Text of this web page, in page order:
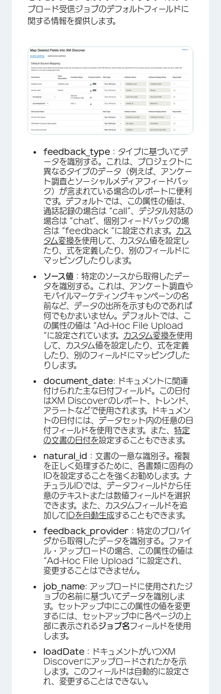
×
×
プロード受信ジョブのデフォルトフィールドに
関する情報を提供します。
×
feedback_type ：タイプに基づいてデ
ータを識別する。これは、プロジェクトに
異なるタイプのデータ（例えば、アンケー
ト調査とソーシャルメディアフィードバッ
ク）が含まれている場合のレポートに便利
です。デフォルトでは、この属性の値は、
通話記録の場合は “call”、デジタル対話の
場合は “chat”、個別フィードバックの場
合は “feedback “に設定されます。 カス
タム変換を使用して、カスタム値を設定し
たり、式を定義したり、別のフィールドに
マッピングしたりします。
ソース値 ：特定のソースから取得したデー
タを識別する。これは、アンケート調査や
モバイルマーケティングキャンペーンの名
前など、データの出所を示すものであれば
何でもかまいません。デフォルトでは、こ
の属性の値は “Ad-Hoc File Upload
“に設定されています。 カスタム変換を使用
して、カスタム値を設定したり、式を定義
したり、別のフィールドにマッピングした
りします。
document_date: ドキュメントに関連
付けられた主な日付フィールド。この日付
はXM Discoverのレポート、トレンド、
アラートなどで使用されます。ドキュメン
トの日付には、データセット内の任意の日
付フィールドを使用できます。また、 特定
の文書の日付を設定することもできます。
natural_id
：文書の一意な識別子。複製
を正しく処理するために、各書類に固有の
IDを設定することを強くお勧めします。ナ
チュラルIDでは、データフィールドから任
意のテキストまたは数値フィールドを選択
できます。また、カスタムフィールドを追
加して IDを自動生成することもできます。
feedback_provider ：特定のプロバイ
ダから取得したデータを識別する。ファイ
ル・アップロードの場合、この属性の値は
“Ad-Hoc File Upload “に設定され、
変更することはできません。
job_name: アップロードに使用されたジ
ョブの名前に基づいてデータを識別しま
す。セットアップ中にこの属性の値を変更
するには、セットアップ中に各ページの上
部に表示されるジョブ名フィールドを使用
します。
loadDate ：ドキュメントがいつXM
Discoverにアップロードされたかを示
します。このフィールドは自動的に設定さ
れ、変更することはできない。